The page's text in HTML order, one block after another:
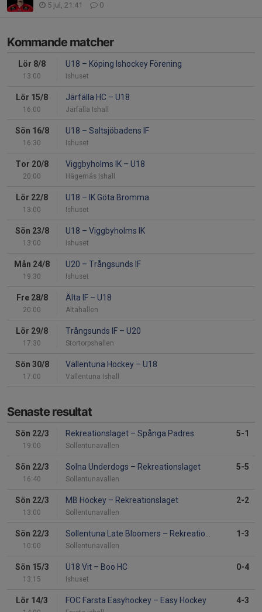
5 jul, 21:41 0
Kommande matcher
Lör 8/8
13:00
U18 – Köping Ishockey Förening
Ishuset
Lör 15/8
16:00
Järfälla HC – U18
Järfälla Ishall
Sön 16/8
16:30
U18 – Saltsjöbadens IF
Ishuset
Tor 20/8
20:00
Viggbyholms IK – U18
Hägernäs Ishall
Lör 22/8
13:00
U18 – IK Göta Bromma
Ishuset
Sön 23/8
13:00
U18 – Viggbyholms IK
Ishuset
Mån 24/8
19:30
U20 – Trångsunds IF
Ishuset
Fre 28/8
20:00
Älta IF – U18
Ältahallen
Lör 29/8
17:30
Trångsunds IF – U20
Stortorpshallen
Sön 30/8
17:00
Vallentuna Hockey – U18
Vallentuna Ishall
Senaste resultat
Sön 22/3
19:00
Rekreationslaget – Spånga Padres
Sollentunavallen
5-1
Sön 22/3
16:40
Solna Underdogs – Rekreationslaget
Sollentunavallen
5-5
Sön 22/3
13:00
MB Hockey – Rekreationslaget
Sollentunavallen
2-2
Sön 22/3
10:00
Sollentuna Late Bloomers – Rekreationslaget
Sollentunavallen
1-3
Sön 15/3
13:15
U18 Vit – Boo HC
Ishuset
0-4
Lör 14/3 FOC Farsta Easyhockey – Easy Hockey 4-3